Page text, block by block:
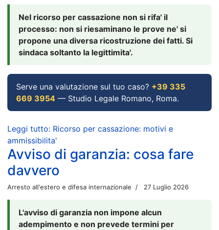
Nel ricorso per cassazione non si rifa' il
processo: non si riesaminano le prove ne' si
propone una diversa ricostruzione dei fatti. Si
sindaca soltanto la legittimita'.
Serve una valutazione sul tuo caso? +39 335
669 3954 — Studio Legale Romano, Roma.
Leggi tutto: Ricorso per cassazione: motivi e
ammissibilita'
Avviso di garanzia: cosa fare
davvero
Arresto all'estero e difesa internazionale 27 Luglio 2026
L'avviso di garanzia non impone alcun
adempimento e non prevede termini per